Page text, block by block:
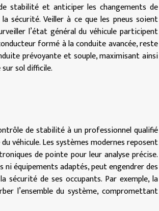
stabilité et anticiper les changements de
sécurité. Veiller à ce que les pneus soient
l’état général du véhicule participent
formé à la conduite avancée, reste
prévoyante et souple, maximisant ainsi
sol difficile.
de stabilité à un professionnel qualifié
véhicule. Les systèmes modernes reposent
de pointe pour leur analyse précise.
ni équipements adaptés, peut engendrer des
de ses occupants. Par exemple, la
l’ensemble du système, compromettant